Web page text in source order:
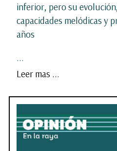
inferior, pero su
capacidades melódicas y
años
...
Leer mas ...